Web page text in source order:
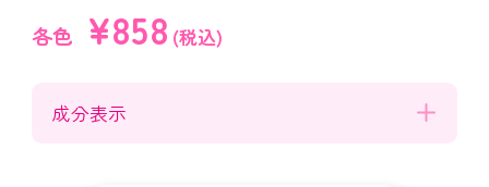
各色 ¥858 (税込)
成分表示